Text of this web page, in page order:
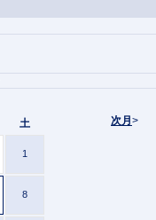
次月 >
土
1
8